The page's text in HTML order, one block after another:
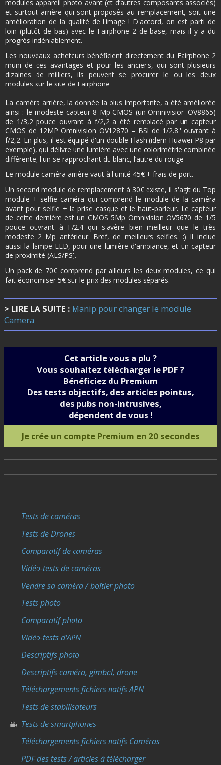
modules appareil photo avant (et d’autres composants associés)
et surtout arrière qui sont proposés au remplacement, soit une
amélioration de la qualité de l'image ! D'accord, on est parti de
loin (plutôt de bas) avec le Fairphone 2 de base, mais il y a du
progrès indéniablement.
Les nouveaux acheteurs bénéficient directement du Fairphone 2
muni de ces avantages et pour les anciens, qui sont plusieurs
dizaines de milliers, ils peuvent se procurer le ou les deux
modules sur le site de Fairphone.
La caméra arrière, la donnée la plus importante, a été améliorée
ainsi : le modeste capteur 8 Mp CMOS (un Ominivision OV8865)
de 1/3,2 pouce ouvrant à f/2,2 a été remplacé par un capteur
CMOS de 12MP Omnivision OV12870 – BSI de 1/2.8'' ouvrant à
f/2,2. En plus, il est équipé d'un double Flash (idem Huawei P8 par
exemple), qui délivre une lumière avec une colorimétrie combinée
différente, l'un se rapprochant du blanc, l’autre du rouge.
Le module caméra arrière vaut à l'unité 45€ + frais de port.
Un second module de remplacement à 30€ existe, il s'agit du Top
module + selfie caméra qui comprend le module de la caméra
avant pour selfie + la prise casque et le haut-parleur. Le capteur
de cette dernière est un CMOS 5Mp Omnivision OV5670 de 1/5
pouce ouvrant à F/2.4 qui s'avère bien meilleur que le très
modeste 2 Mp antérieur. Bref, de meilleurs selfies. :) Il inclue
aussi la lampe LED, pour une lumière d'ambiance, et un capteur
de proximité (ALS/PS).
Un pack de 70€ comprend par ailleurs les deux modules, ce qui
fait économiser 5€ sur le prix des modules séparés.
> LIRE LA SUITE : Manip pour changer le module
Camera
Cet article vous a plu ?
Vous souhaitez télécharger le PDF ?
Bénéficiez du Premium
Des tests objectifs, des articles pointus,
des pubs non-intrusives,
dépendent de vous !
Je crée un compte Premium en 20 secondes
Tests de caméras
Tests de Drones
Comparatif de caméras
Vidéo-tests de caméras
Vendre sa caméra / boîtier photo
Tests photo
Comparatif photo
Vidéo-tests d'APN
Descriptifs photo
Descriptifs caméra, gimbal, drone
Téléchargements fichiers natifs APN
Tests de stabilisateurs
Tests de smartphones
Téléchargements fichiers natifs Caméras
PDF des tests / articles à télécharger